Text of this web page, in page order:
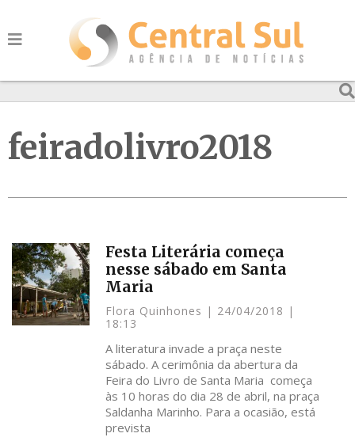
feiradolivro2018
Festa Literária começa
nesse sábado em Santa
Maria
Flora Quinhones
24/04/2018
18:13
A literatura invade a praça neste
sábado. A cerimônia da abertura da
Feira do Livro de Santa Maria começa
às 10 horas do dia 28 de abril, na praça
Saldanha Marinho. Para a ocasião, está
prevista